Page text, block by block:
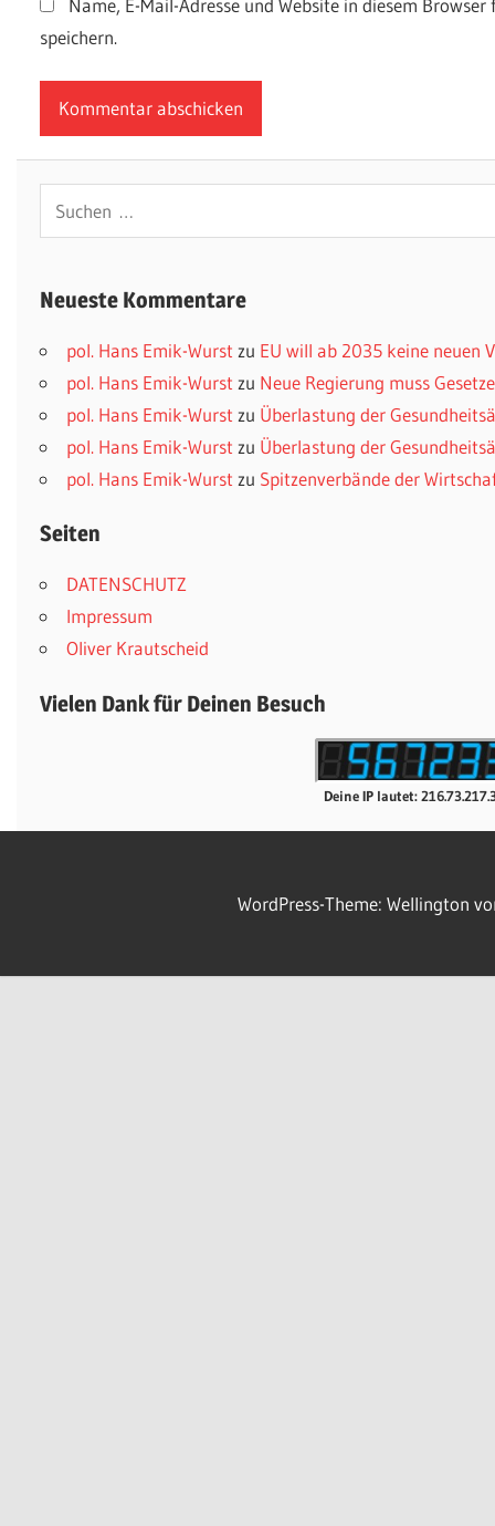
speichern.
Neueste Kommentare
pol. Hans Emik-Wurst zu EU will ab 2035 keine neuen
pol. Hans Emik-Wurst zu Neue Regierung muss
pol. Hans Emik-Wurst zu Überlastung der
pol. Hans Emik-Wurst zu Überlastung der
pol. Hans Emik-Wurst zu Spitzenverbände der
Seiten
DATENSCHUTZ
Impressum
Oliver Krautscheid
Vielen Dank für Deinen Besuch
Deine IP lautet:
WordPress-Theme: Wellington